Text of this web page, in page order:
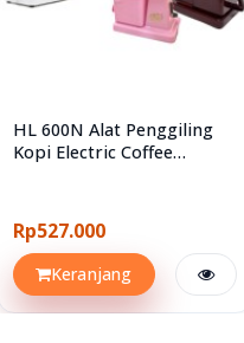
HL 600N Alat Penggiling
Kopi Electric Coffee
Rp527.000
Keranjang